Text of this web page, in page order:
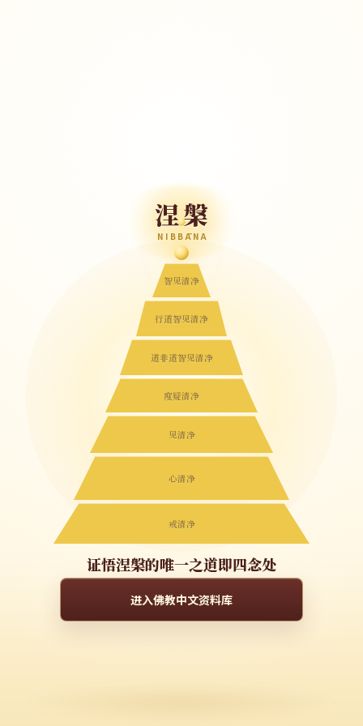
涅槃
NIBBĀNA
智见清净
行道智见清净
道非道智见清净
度疑清净
见清净
心清净
戒清净
证悟涅槃的唯一之道即四念处
进入佛教中文资料库